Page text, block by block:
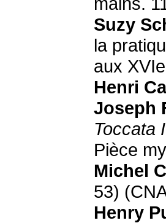
Suzy
la
aux
Henri
Joseph
Toccata
Pièce
Michel
53)
Henry